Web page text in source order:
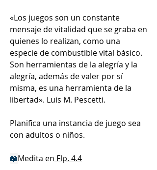
«Los juegos son un constante
mensaje de vitalidad que se graba en
quienes lo realizan, como una
especie de combustible vital básico.
Son herramientas de la alegría y la
alegría, además de valer por sí
misma, es una herramienta de la
libertad». Luis M. Pescetti.
Planifica una instancia de juego sea
con adultos o niños.
📖Medita en Flp. 4.4